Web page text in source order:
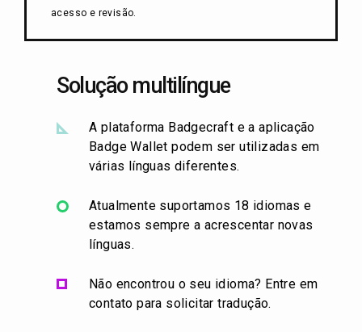
acesso e revisão.
Solução multilíngue
A plataforma Badgecraft e a aplicação
Badge Wallet podem ser utilizadas em
várias línguas diferentes.
Atualmente suportamos 18 idiomas e
estamos sempre a acrescentar novas
línguas.
Não encontrou o seu idioma? Entre em
contato para solicitar tradução.